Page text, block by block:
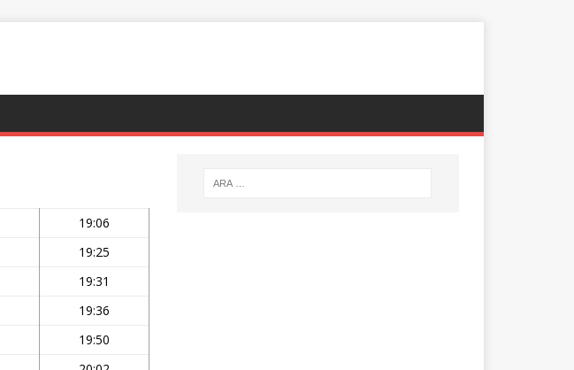
19:06
19:25
19:31
19:36
19:50